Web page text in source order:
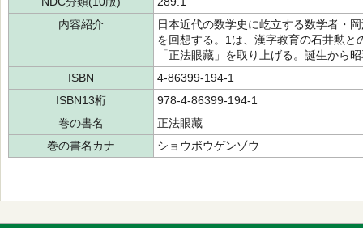
内容紹介
日本近代の数学史に屹立する数学者・
を回想する。1は、漢字教育の石井勲
「正法眼藏」を取り上げる。誕生から
ISBN
4-86399-194-1
ISBN13桁
978-4-86399-194-1
巻の書名
正法眼藏
巻の書名カナ
ショウボウゲンゾウ